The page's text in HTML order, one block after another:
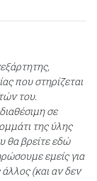
που στηρίζεται
του.
σε
της ύλης
θα βρείτε εδώ
εμείς για
(και αν δεν